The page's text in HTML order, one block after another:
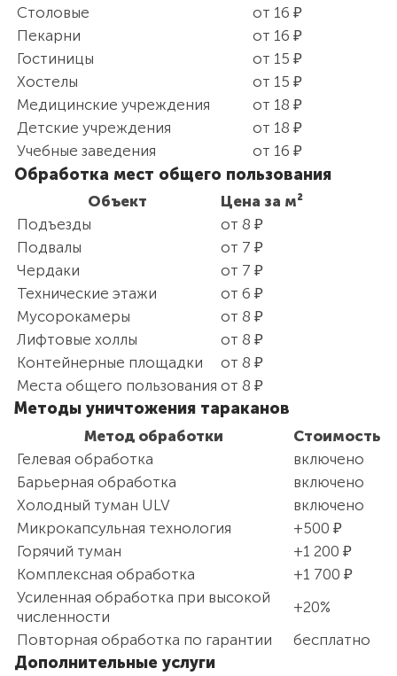
Столовые
от 16 ₽
Пекарни
от 16 ₽
Гостиницы
от 15 ₽
Хостелы
от 15 ₽
Медицинские учреждения
от 18 ₽
Детские учреждения
от 18 ₽
Учебные заведения
от 16 ₽
Обработка мест общего пользования
Объект
Цена за м²
Подъезды
от 8 ₽
Подвалы
от 7 ₽
Чердаки
от 7 ₽
Технические этажи
от 6 ₽
Мусорокамеры
от 8 ₽
Лифтовые холлы
от 8 ₽
Контейнерные площадки
от 8 ₽
Места общего пользования от 8 ₽
Методы уничтожения тараканов
Метод обработки
Стоимость
Гелевая обработка
включено
Барьерная обработка
включено
Холодный туман ULV
включено
Микрокапсульная технология
+500 ₽
Горячий туман
+1 200 ₽
Комплексная обработка
+1 700 ₽
Усиленная обработка при высокой
численности
+20%
Повторная обработка по гарантии
бесплатно
Дополнительные услуги